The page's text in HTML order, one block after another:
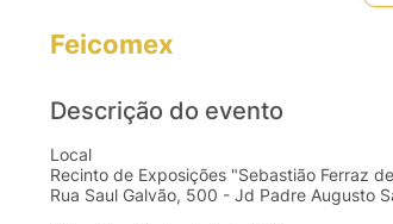
Feicomex
Descrição do evento
Local
Recinto de Exposições "Sebastião Ferraz
Rua Saul Galvão, 500 - Jd Padre Augusto